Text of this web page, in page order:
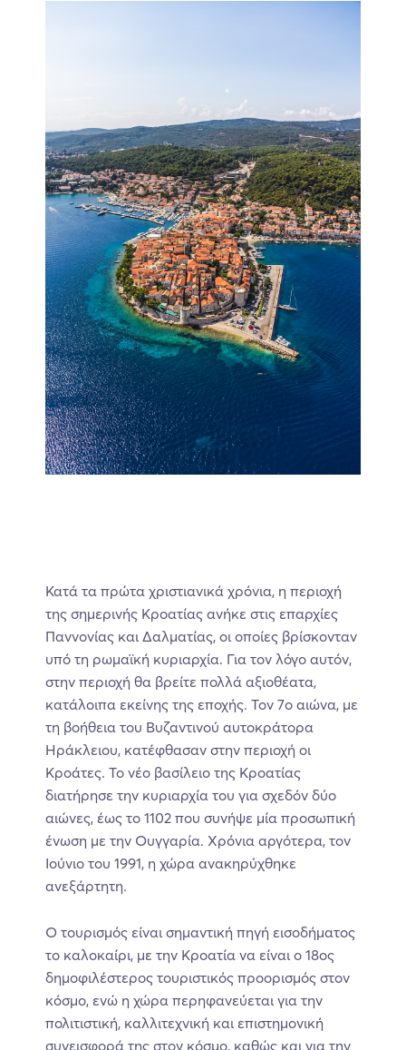
Κατά τα πρώτα χριστιανικά χρόνια, η περιοχή
της σημερινής Κροατίας ανήκε στις επαρχίες
Παννονίας και Δαλματίας, οι οποίες βρίσκονταν
υπό τη ρωμαϊκή κυριαρχία. Για τον λόγο αυτόν,
στην περιοχή θα βρείτε πολλά αξιοθέατα,
κατάλοιπα εκείνης της εποχής. Τον 7ο αιώνα, με
τη βοήθεια του Βυζαντινού αυτοκράτορα
Ηράκλειου, κατέφθασαν στην περιοχή οι
Κροάτες. Το νέο βασίλειο της Κροατίας
διατήρησε την κυριαρχία του για σχεδόν δύο
αιώνες, έως το 1102 που συνήψε μία προσωπική
ένωση με την Ουγγαρία. Χρόνια αργότερα, τον
Ιούνιο του 1991, η χώρα ανακηρύχθηκε
ανεξάρτητη.
Ο τουρισμός είναι σημαντική πηγή εισοδήματος
το καλοκαίρι, με την Κροατία να είναι ο 18ος
δημοφιλέστερος τουριστικός προορισμός στον
κόσμο, ενώ η χώρα περηφανεύεται για την
πολιτιστική, καλλιτεχνική και επιστημονική
συνεισφορά της στον κόσμο, καθώς και για την